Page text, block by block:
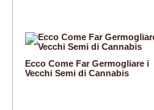
Ecco Come Far Germogliare i
Vecchi Semi di Cannabis